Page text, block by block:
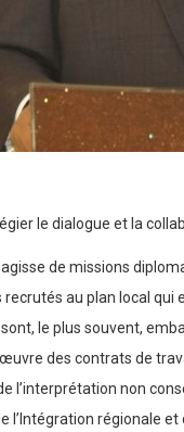
le dialogue et la
de missions
au plan local
le plus souvent,
des contrats de
l’interprétation non
régionale